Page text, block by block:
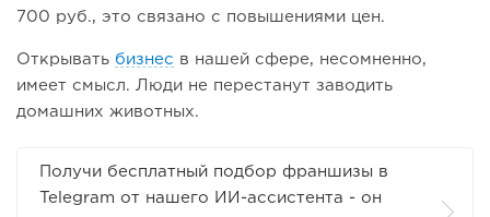
700 руб., это связано с повышениями цен.
Открывать бизнес в нашей сфере, несомненно,
имеет смысл. Люди не перестанут заводить
домашних животных.
Получи бесплатный подбор франшизы в
Telegram от нашего ИИ-ассистента - он